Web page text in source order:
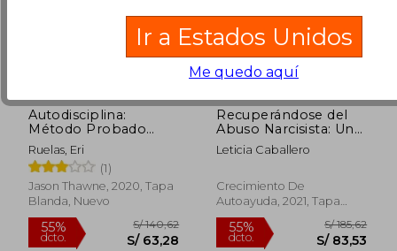
55%
dcto.
Autodisciplina:
Método Probado
Sobre Cómo
Desarrollar una
Autodisciplina
Enfocada Hacia una
Fuerza de Voluntad
(Toma el Control y
Logra tus Objetivos
Ruelas, Eri
(1)
Jason Thawne, 2020, Tapa
Blanda, Nuevo
Recuperándose del
Abuso Narcisista: Una
Guía Completa Para
Dejar de ser Víctima
Evitar Relaciones
Tóxicas
Leticia Caballero
Crecimiento De
Autoayuda, 2021, Tapa
Blanda, Nuevo
Ir a Estados Unidos
Me quedo aquí